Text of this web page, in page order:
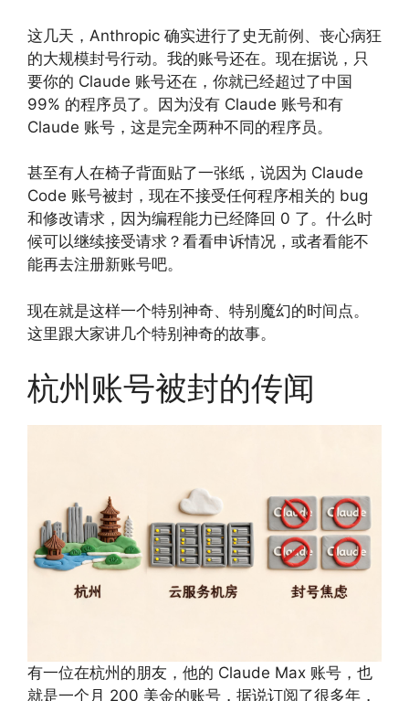
这几天，Anthropic 确实进行了史无前例、丧心病狂
的大规模封号行动。我的账号还在。现在据说，只
要你的 Claude 账号还在，你就已经超过了中国
99% 的程序员了。因为没有 Claude 账号和有
Claude 账号，这是完全两种不同的程序员。
甚至有人在椅子背面贴了一张纸，说因为 Claude
Code 账号被封，现在不接受任何程序相关的 bug
和修改请求，因为编程能力已经降回 0 了。什么时
候可以继续接受请求？看看申诉情况，或者看能不
能再去注册新账号吧。
现在就是这样一个特别神奇、特别魔幻的时间点。
这里跟大家讲几个特别神奇的故事。
杭州账号被封的传闻
有一位在杭州的朋友，他的 Claude Max 账号，也
就是一个月 200 美金的账号，据说订阅了很多年，